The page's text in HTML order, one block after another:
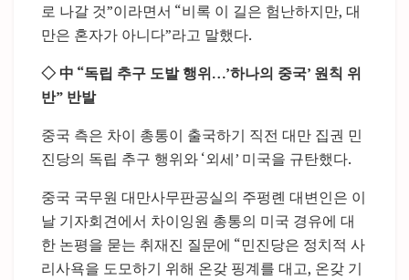
로 나갈 것”이라면서 “비록 이 길은 험난하지만, 대
만은 혼자가 아니다”라고 말했다.
◇ 中 “독립 추구 도발 행위…’하나의 중국’ 원칙 위
반” 반발
중국 측은 차이 총통이 출국하기 직전 대만 집권 민
진당의 독립 추구 행위와 ‘외세’ 미국을 규탄했다.
중국 국무원 대만사무판공실의 주펑롄 대변인은 이
날 기자회견에서 차이잉원 총통의 미국 경유에 대
한 논평을 묻는 취재진 질문에 “민진당은 정치적 사
리사욕을 도모하기 위해 온갖 핑계를 대고, 온갖 기